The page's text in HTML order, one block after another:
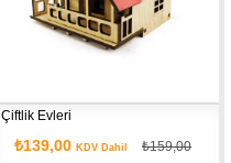
Çiftlik Evleri
₺139,00KDV Dahil ₺159,00